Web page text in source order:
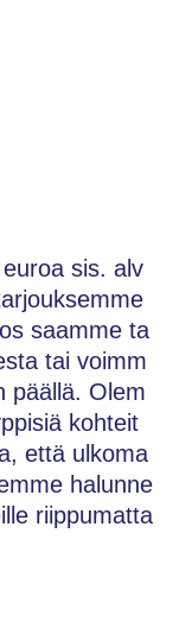
sis. alv
saamme ta
tai voimm
päällä. Olem
kohteit
että ulkoma
halunne
riippumatta